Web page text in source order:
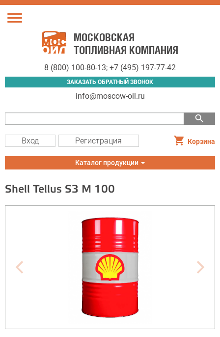
Toggle
МОСКОВСКАЯ
ТОПЛИВНАЯ КОМПАНИЯ
8 (800) 100-80-13; +7 (495) 197-77-42
ЗАКАЗАТЬ ОБРАТНЫЙ ЗВОНОК
info@moscow-oil.ru
search
Вход Регистрация Корзина
Toggle
navigation
Каталог продукции
Shell Tellus S3 M 100